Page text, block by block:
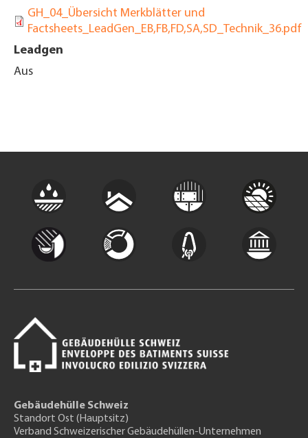
GH_04_Übersicht Merkblätter und
Factsheets_LeadGen_EB,FB,FD,SA,SD_Technik_36.pdf
Leadgen
Aus
Gebäudehülle Schweiz
Standort Ost (Hauptsitz)
Verband Schweizerischer Gebäudehüllen-Unternehmen